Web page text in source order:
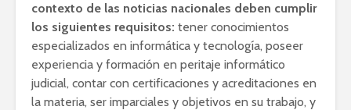
contexto de las noticias nacionales deben cumplir
los siguientes requisitos: tener conocimientos
especializados en informática y tecnología, poseer
experiencia y formación en peritaje informático
judicial, contar con certificaciones y acreditaciones en
la materia, ser imparciales y objetivos en su trabajo, y